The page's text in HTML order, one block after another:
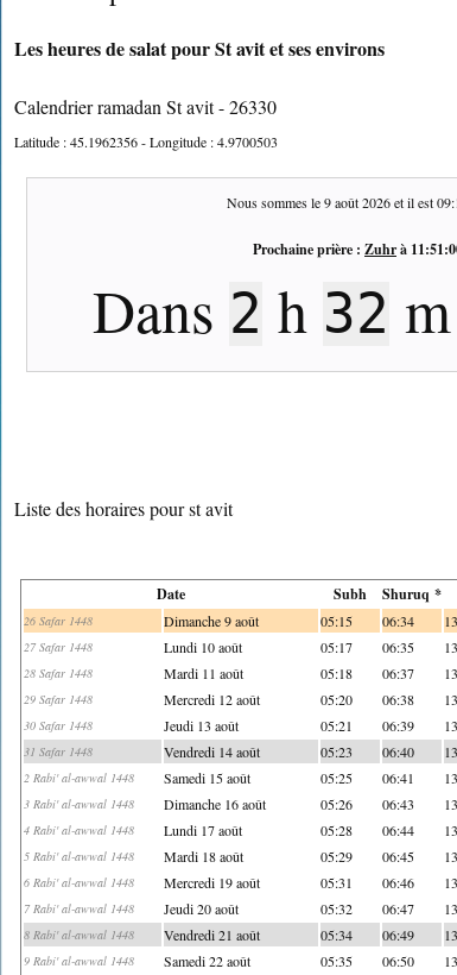
Les heures de salat pour St avit et ses environs
Calendrier ramadan St avit - 26330
Latitude :45.1962356- Longitude :4.9700503
Nous sommes le9 août 2026et il est
Prochaine prière : Zuhrà
Dans 2 h 32 m
Liste des horaires pour st avit
Date Subh Shuruq *
26 Safar 1448 Dimanche 9 août 05:15 06:34
27 Safar 1448 Lundi 10 août 05:17 06:35
28 Safar 1448 Mardi 11 août 05:18 06:37
29 Safar 1448 Mercredi 12 août 05:20 06:38
30 Safar 1448 Jeudi 13 août 05:21 06:39
31 Safar 1448 Vendredi 14 août 05:23 06:40
2 Rabi' al-awwal 1448 Samedi 15 août 05:25 06:41
3 Rabi' al-awwal 1448 Dimanche 16 août 05:26 06:43
4 Rabi' al-awwal 1448 Lundi 17 août 05:28 06:44
5 Rabi' al-awwal 1448 Mardi 18 août 05:29 06:45
6 Rabi' al-awwal 1448 Mercredi 19 août 05:31 06:46
7 Rabi' al-awwal 1448 Jeudi 20 août 05:32 06:47
8 Rabi' al-awwal 1448 Vendredi 21 août 05:34 06:49
9 Rabi' al-awwal 1448 Samedi 22 août 05:35 06:50